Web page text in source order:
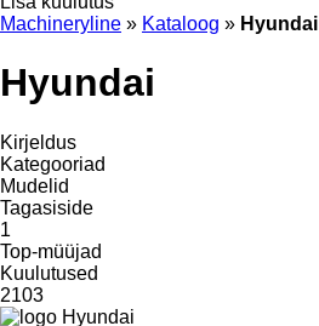
Machineryline » Kataloog » Hyundai
Hyundai
Kirjeldus
Kategooriad
Mudelid
Tagasiside
1
Top-müüjad
Kuulutused
2103